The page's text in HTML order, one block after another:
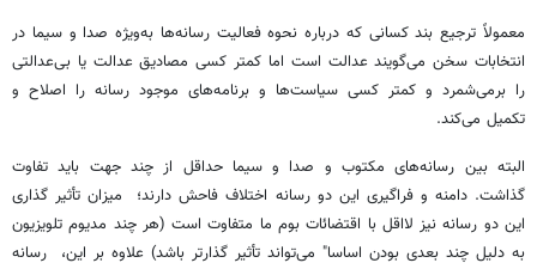
معمولاً ترجیع بند کسانی که درباره نحوه فعالیت رسانه‌ها به‌ویژه صدا و سیما در
انتخابات سخن می‌گویند عدالت است اما کمتر کسی مصادیق عدالت یا بی‌عدالتی
را برمی‌شمرد و کمتر کسی سیاست‌ها و برنامه‌های موجود رسانه را اصلاح و
تکمیل می‌کند.
البته بین رسانه‌های مکتوب و صدا و سیما حداقل از چند جهت باید تفاوت
گذاشت. دامنه و فراگیری این دو رسانه اختلاف فاحش دارند؛ میزان تأثیر گذاری
این دو رسانه نیز لااقل با اقتضائات بوم ما متفاوت است (هر چند مدیوم تلویزیون
به دلیل چند بعدی بودن اساسا" می‌تواند تأثیر گذارتر باشد) علاوه بر این، رسانه